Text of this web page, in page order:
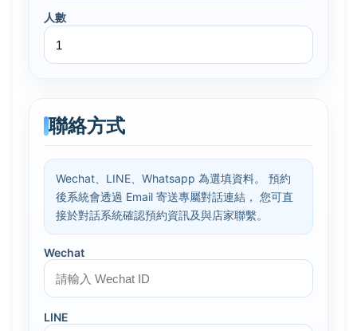
人數
聯絡方式
Wechat、LINE、Whatsapp 為選填資料。 預約
後系統會透過 Email 寄送專屬對話連結， 您可直
接於對話系統確認預約資訊及與店家聯繫。
Wechat
LINE